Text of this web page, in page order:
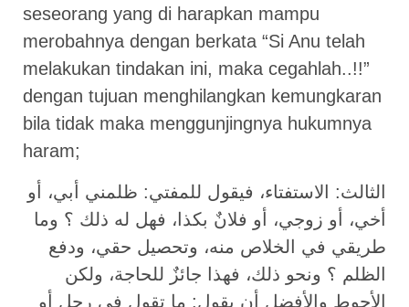
seseorang yang di harapkan mampu
merobahnya dengan berkata “Si Anu telah
melakukan tindakan ini, maka cegahlah..!!”
dengan tujuan menghilangkan kemungkaran
bila tidak maka menggunjingnya hukumnya
haram;
الثالث: الاستفتاء، فيقول للمفتي: ظلمني أبي، أو
أخي، أو زوجي، أو فلانٌ بكذا، فهل له ذلك ؟ وما
طريقي في الخلاص منه، وتحصيل حقي، ودفع
الظلم ؟ ونحو ذلك، فهذا جائزٌ للحاجة، ولكن
الأحوط والأفضل أن يقول: ما تقول في رجلٍ أو